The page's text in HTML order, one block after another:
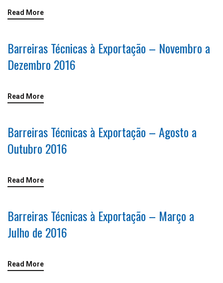
Read More
Barreiras Técnicas à Exportação – Novembro a
Dezembro 2016
Read More
Barreiras Técnicas à Exportação – Agosto a
Outubro 2016
Read More
Barreiras Técnicas à Exportação – Março a
Julho de 2016
Read More